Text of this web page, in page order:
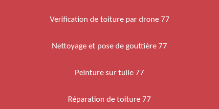
Verification de toiture par drone 77
Nettoyage et pose de gouttière 77
Peinture sur tuile 77
Réparation de toiture 77